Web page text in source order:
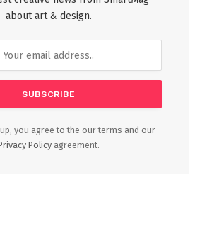
about art & design.
you agree to the our terms and our
Policy agreement.